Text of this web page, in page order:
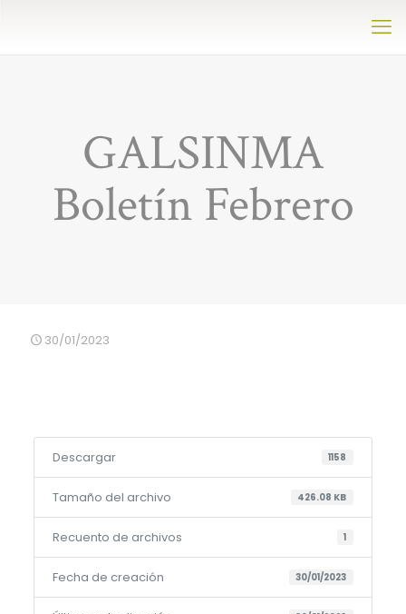
GALSINMA
Boletín Febrero
30/01/2023
Descargar 1158
Tamaño del archivo 426.08 KB
Recuento de archivos 1
Fecha de creación 30/01/2023